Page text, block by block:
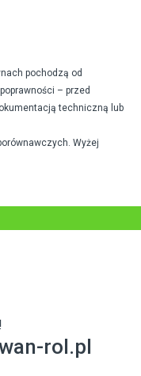
pochodzą od
– przed
techniczną lub
Wyżej
rol.pl